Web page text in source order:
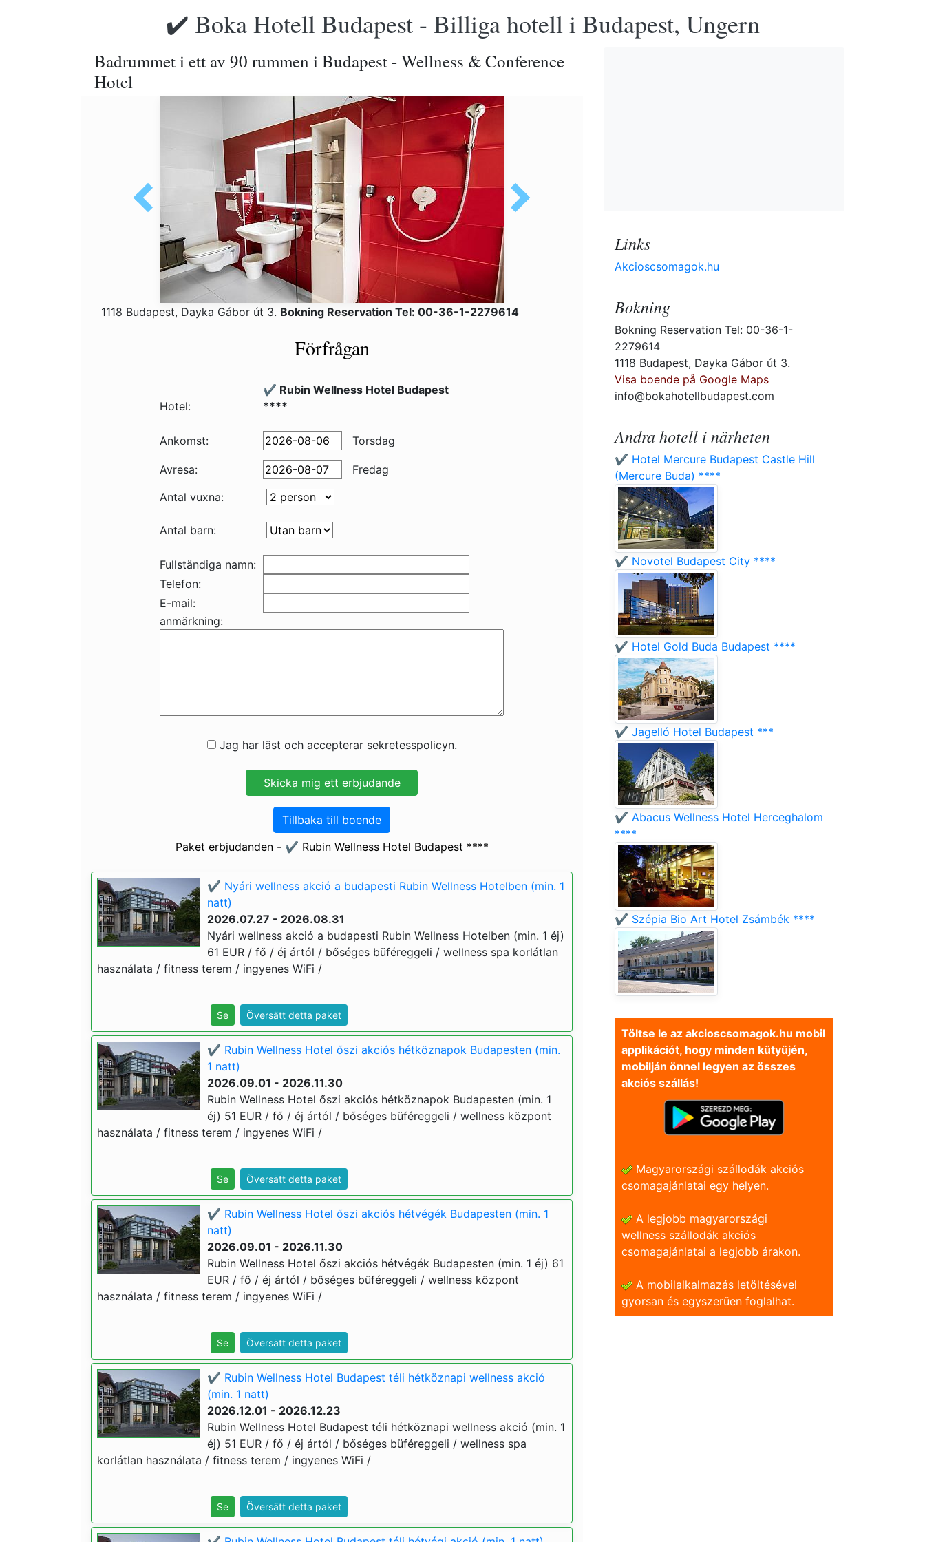
✔️ Boka Hotell Budapest - Billiga hotell i Budapest, Ungern
Badrummet i ett av 90 rummen i Budapest - Wellness & Conference
Hotel
1118 Budapest, Dayka Gábor út 3. Bokning Reservation Tel: 00-36-1-2279614
Förfrågan
Hotel:
✔️ Rubin Wellness Hotel Budapest
****
Ankomst: Torsdag
Avresa:
Fredag
Antal vuxna:
Antal barn:
Fullständiga namn:
Telefon:
E-mail:
anmärkning:
Jag har läst och accepterar sekretesspolicyn.
Tillbaka till boende
Paket erbjudanden - ✔️ Rubin Wellness Hotel Budapest ****
✔️ Nyári wellness akció a budapesti Rubin Wellness Hotelben (min. 1
natt)
2026.07.27 - 2026.08.31
Nyári wellness akció a budapesti Rubin Wellness Hotelben (min. 1 éj)
61 EUR / fő / éj ártól / bőséges büféreggeli / wellness spa korlátlan
használata / fitness terem / ingyenes WiFi /
Se Översätt detta paket
✔️ Rubin Wellness Hotel őszi akciós hétköznapok Budapesten (min.
1 natt)
2026.09.01 - 2026.11.30
Rubin Wellness Hotel őszi akciós hétköznapok Budapesten (min. 1
éj) 51 EUR / fő / éj ártól / bőséges büféreggeli / wellness központ
használata / fitness terem / ingyenes WiFi /
Se Översätt detta paket
✔️ Rubin Wellness Hotel őszi akciós hétvégék Budapesten (min. 1
natt)
2026.09.01 - 2026.11.30
Rubin Wellness Hotel őszi akciós hétvégék Budapesten (min. 1 éj) 61
EUR / fő / éj ártól / bőséges büféreggeli / wellness központ
használata / fitness terem / ingyenes WiFi /
Se Översätt detta paket
✔️ Rubin Wellness Hotel Budapest téli hétköznapi wellness akció
(min. 1 natt)
2026.12.01 - 2026.12.23
Rubin Wellness Hotel Budapest téli hétköznapi wellness akció (min. 1
éj) 51 EUR / fő / éj ártól / bőséges büféreggeli / wellness spa
korlátlan használata / fitness terem / ingyenes WiFi /
Se Översätt detta paket
Links
Akcioscsomagok.hu
Bokning
Bokning Reservation Tel: 00-36-1-
2279614
1118 Budapest, Dayka Gábor út 3.
Visa boende på Google Maps
info@bokahotellbudapest.com
Andra hotell i närheten
✔️ Hotel Mercure Budapest Castle Hill
(Mercure Buda) ****
✔️ Novotel Budapest City ****
✔️ Hotel Gold Buda Budapest ****
✔️ Jagelló Hotel Budapest ***
✔️ Abacus Wellness Hotel Herceghalom
****
✔️ Szépia Bio Art Hotel Zsámbék ****
Töltse le az akcioscsomagok.hu mobil
applikációt, hogy minden kütyüjén,
mobilján önnel legyen az összes
akciós szállás!
Magyarországi szállodák akciós
csomagajánlatai egy helyen.
A legjobb magyarországi
wellness szállodák akciós
csomagajánlatai a legjobb árakon.
A mobilalkalmazás letöltésével
gyorsan és egyszerũen foglalhat.